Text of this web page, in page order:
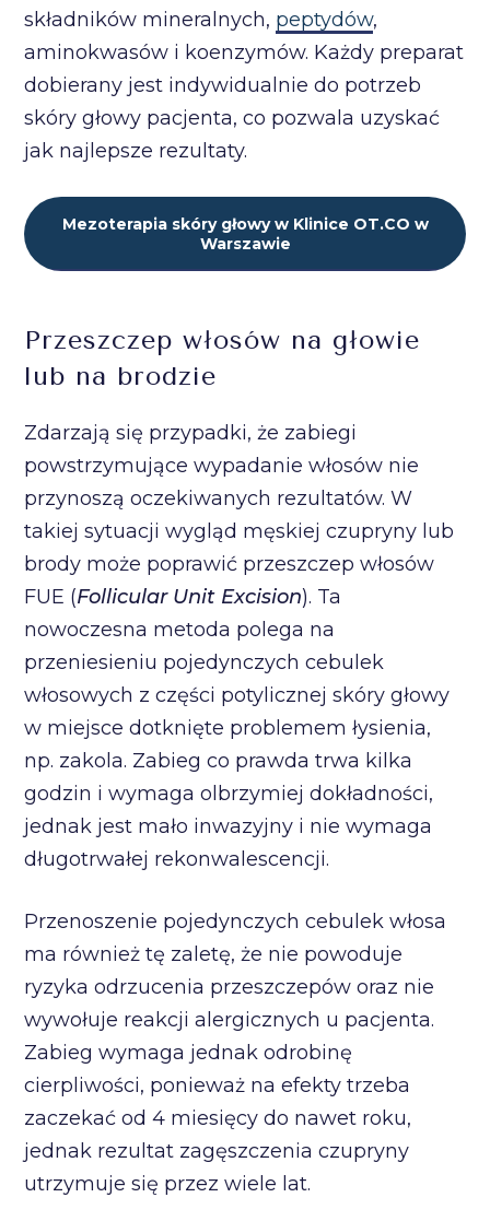
składników mineralnych, peptydów,
aminokwasów i koenzymów. Każdy preparat
dobierany jest indywidualnie do potrzeb
skóry głowy pacjenta, co pozwala uzyskać
jak najlepsze rezultaty.
Mezoterapia skóry głowy w Klinice OT.CO w
Warszawie
Przeszczep włosów na głowie
lub na brodzie
Zdarzają się przypadki, że zabiegi
powstrzymujące wypadanie włosów nie
przynoszą oczekiwanych rezultatów. W
takiej sytuacji wygląd męskiej czupryny lub
brody może poprawić przeszczep włosów
FUE (Follicular Unit Excision). Ta
nowoczesna metoda polega na
przeniesieniu pojedynczych cebulek
włosowych z części potylicznej skóry głowy
w miejsce dotknięte problemem łysienia,
np. zakola. Zabieg co prawda trwa kilka
godzin i wymaga olbrzymiej dokładności,
jednak jest mało inwazyjny i nie wymaga
długotrwałej rekonwalescencji.
Przenoszenie pojedynczych cebulek włosa
ma również tę zaletę, że nie powoduje
ryzyka odrzucenia przeszczepów oraz nie
wywołuje reakcji alergicznych u pacjenta.
Zabieg wymaga jednak odrobinę
cierpliwości, ponieważ na efekty trzeba
zaczekać od 4 miesięcy do nawet roku,
jednak rezultat zagęszczenia czupryny
utrzymuje się przez wiele lat.